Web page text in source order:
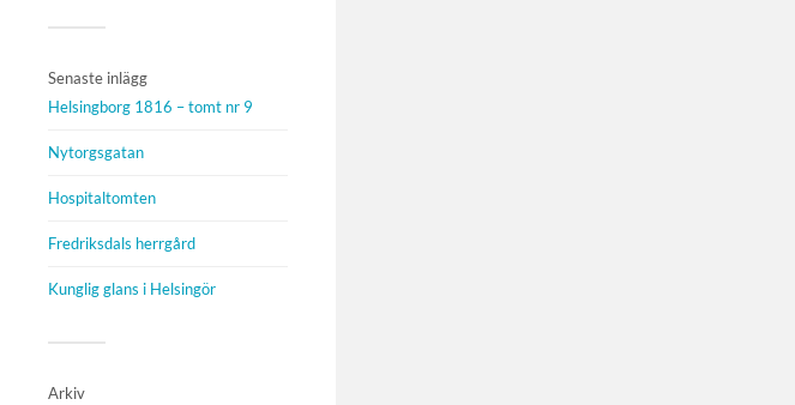
Senaste inlägg
Helsingborg 1816 – tomt nr 9
Nytorgsgatan
Hospitaltomten
Fredriksdals herrgård
Kunglig glans i Helsingör
Arkiv